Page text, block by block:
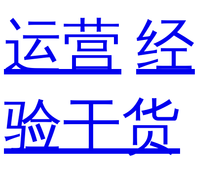
运营 经
验干货